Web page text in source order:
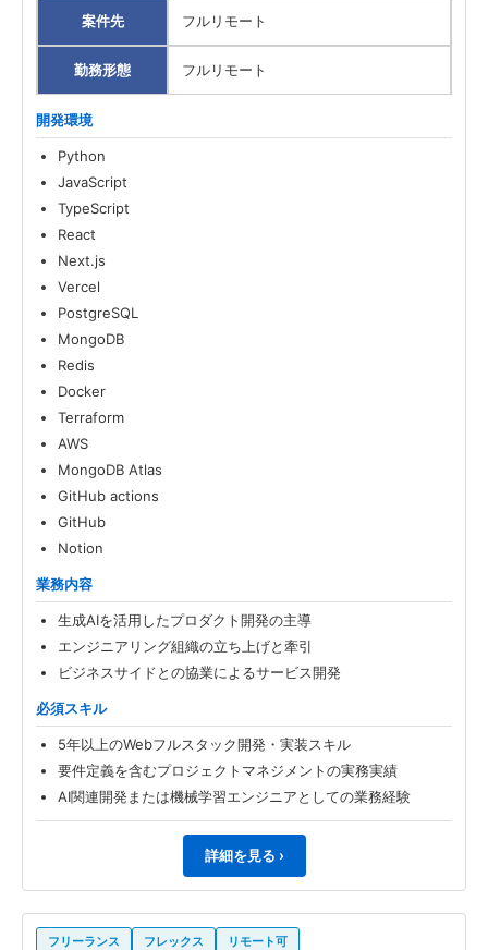
案件先 フルリモート
勤務形態 フルリモート
開発環境
Python
JavaScript
TypeScript
React
Next.js
Vercel
PostgreSQL
MongoDB
Redis
Docker
Terraform
AWS
MongoDB Atlas
GitHub actions
GitHub
Notion
業務内容
生成AIを活用したプロダクト開発の主導
エンジニアリング組織の立ち上げと牽引
ビジネスサイドとの協業によるサービス開発
必須スキル
5年以上のWebフルスタック開発・実装スキル
要件定義を含むプロジェクトマネジメントの実務実績
AI関連開発または機械学習エンジニアとしての業務経験
詳細を見る ›
フリーランス フレックス リモート可